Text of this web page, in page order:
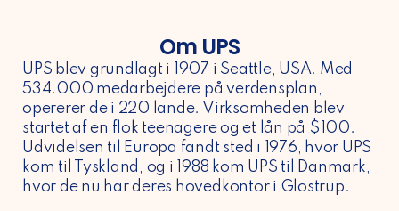
Om UPS
UPS blev grundlagt i 1907 i Seattle, USA. Med
534.000 medarbejdere på verdensplan,
opererer de i 220 lande. Virksomheden blev
startet af en flok teenagere og et lån på $100.
Udvidelsen til Europa fandt sted i 1976, hvor UPS
kom til Tyskland, og i 1988 kom UPS til Danmark,
hvor de nu har deres hovedkontor i Glostrup.